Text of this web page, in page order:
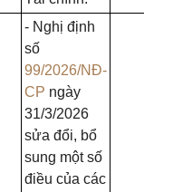
- Nghị định
số
99/2026/NĐ-
CP ngày
31/3/2026
sửa đổi, bổ
sung một số
điều của các